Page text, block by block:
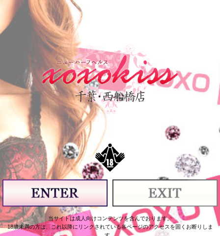
OPEN12:00 （ 電話受付 11:00～）
090-6748-3209
ホーム 料金システム キャスト一覧
☆クレジットカートがご利用いただけます☆
2026/08/08 04:03
当店のクレジットカード決済はリンク型決済となります
カード決済をご希望の際は、ご予約時にお知らせください
料金を決定⇒決済リンクをSMSで送信⇒決済⇒ご予約完了
となります
当サイトは成人向けコンテンツを含んでおります。
18歳未満の方は、これ以降にリンクされている各ページのアクセスを固くお断りしま